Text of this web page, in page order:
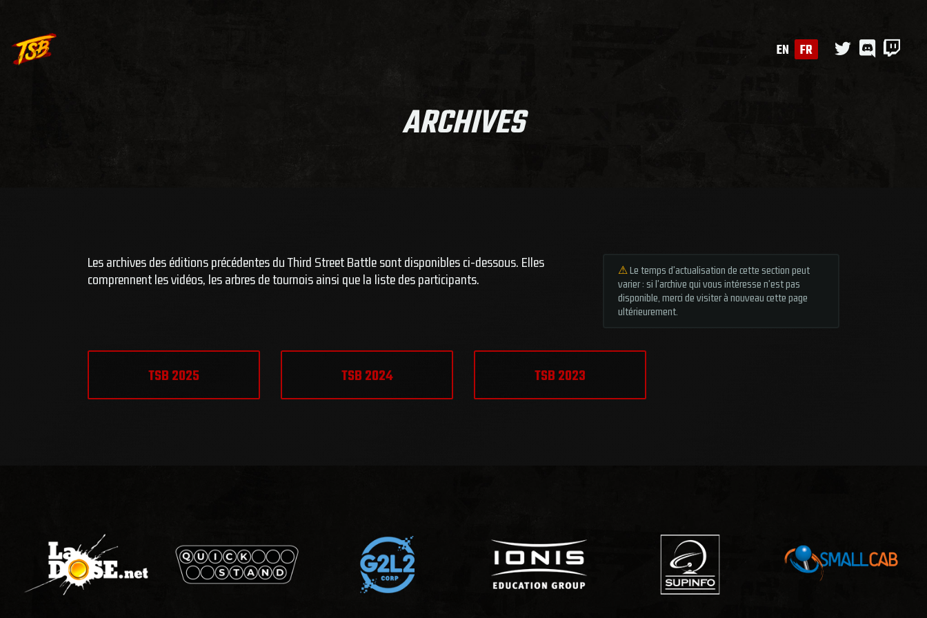
EN FR
ARCHIVES
Les archives des éditions précédentes du Third Street Battle sont disponibles ci-dessous. Elles
comprennent les vidéos, les arbres de tournois ainsi que la liste des participants.
⚠ Le temps d'actualisation de cette section peut
varier : si l'archive qui vous intéresse n'est pas
disponible, merci de visiter à nouveau cette page
ultérieurement.
TSB 2025 TSB 2024 TSB 2023